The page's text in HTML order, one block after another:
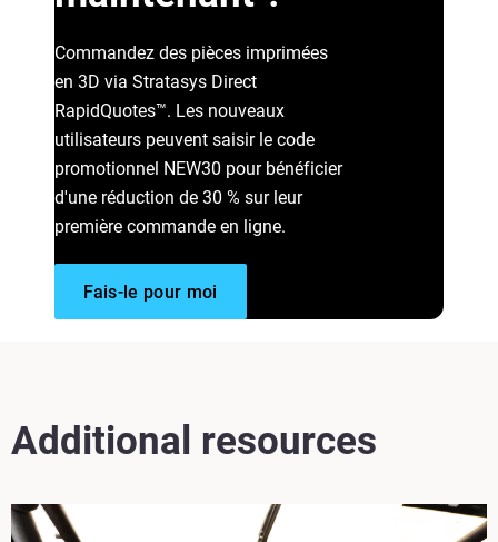
Commandez des pièces imprimées
en 3D via Stratasys Direct
RapidQuotes™. Les nouveaux
utilisateurs peuvent saisir le code
promotionnel NEW30 pour bénéficier
d'une réduction de 30 % sur leur
première commande en ligne.
Fais-le pour moi
Additional resources